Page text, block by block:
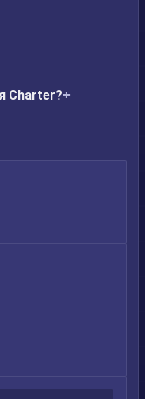
Charter?